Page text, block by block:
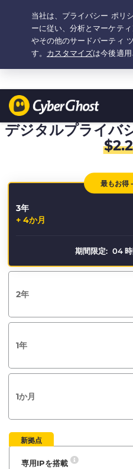
選択プラン：
デジタルプライバ
$
最もお得
3年
+ 4か月
期間限定: 04
2年
1年
1か月
新拠点
専用IPを搭載